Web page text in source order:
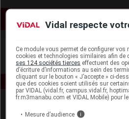
Vidal respecte
Ce module vous permet de configurer vos
cookies et technologies similaires afin de
ses 124 sociétés tierces effectuent des
d’écriture d’informations au sein des
cliquant sur le bouton « J’accepte » ci-
que des cookies soient utilisés sur
par VIDAL (vidal.fr, campus.vidal.fr,
fr.m3manabu.com et VIDAL Mobile) pour
Mesure d’audience i